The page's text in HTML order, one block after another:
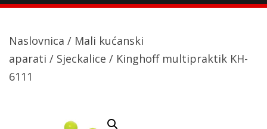
Naslovnica / Mali kućanski
aparati / Sjeckalice / Kinghoff multipraktik KH-
6111